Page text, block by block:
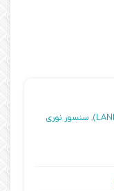
, سنسور نوری